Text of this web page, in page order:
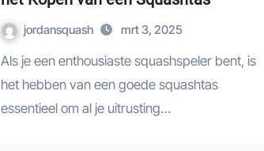
jordansquash mrt 3, 2025
Als je een enthousiaste squashspeler bent, is
het hebben van een goede squashtas
essentieel om al je uitrusting…